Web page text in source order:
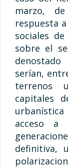
marzo,
respuesta
sociales
sobre el
serían,
terrenos
capitales
acceso a
definitiva,